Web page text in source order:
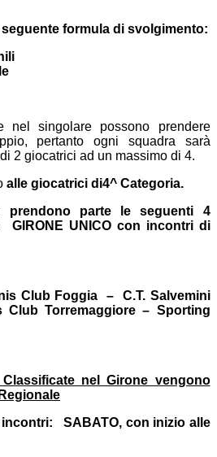
seguente formula di svolgimento:
nel singolare possono prendere
pertanto ogni squadra sarà
2 giocatrici ad un massimo di 4.
alle giocatrici di4^ Categoria.
prendono parte le seguenti 4
UNICO con incontri di
Club Foggia – C.T. Salvemini
ClubTorremaggiore – Sporting
nel Girone vengono
incontri: SABATO, con inizio alle